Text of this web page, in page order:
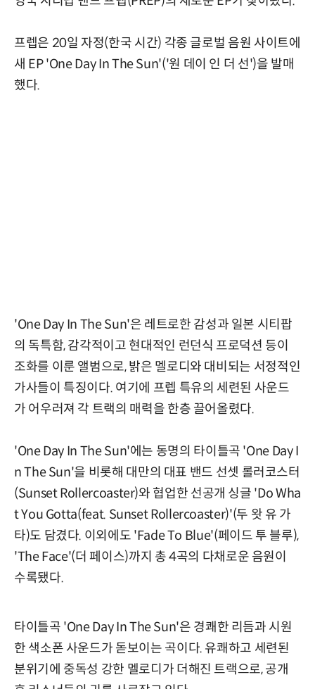
프렙은 20일 자정(한국 시간) 각종 글로벌 음원 사이트에
새 EP 'One Day In The Sun'('원 데이 인 더 선')을 발매
했다.
'One Day In The Sun'은 레트로한 감성과 일본 시티팝
의 독특함, 감각적이고 현대적인 런던식 프로덕션 등이
조화를 이룬 앨범으로, 밝은 멜로디와 대비되는 서정적인
가사들이 특징이다. 여기에 프렙 특유의 세련된 사운드
가 어우러져 각 트랙의 매력을 한층 끌어올렸다.
'One Day In The Sun'에는 동명의 타이틀곡 'One Day I
n The Sun'을 비롯해 대만의 대표 밴드 선셋 롤러코스터
(Sunset Rollercoaster)와 협업한 선공개 싱글 'Do Wha
t You Gotta(feat. Sunset Rollercoaster)'(두 왓 유 가
타)도 담겼다. 이외에도 'Fade To Blue'(페이드 투 블루),
'The Face'(더 페이스)까지 총 4곡의 다채로운 음원이
수록됐다.
타이틀곡 'One Day In The Sun'은 경쾌한 리듬과 시원
한 색소폰 사운드가 돋보이는 곡이다. 유쾌하고 세련된
분위기에 중독성 강한 멜로디가 더해진 트랙으로, 공개